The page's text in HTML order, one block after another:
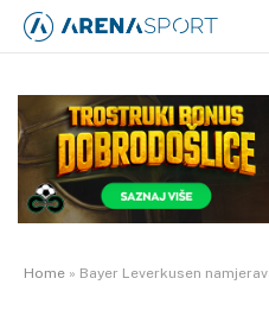
Home » Bayer Leverkusen